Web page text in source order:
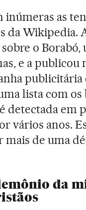
inúmeras as
da Wikipedia.
o Borabó,
e a publicou
lista com
detectada em
vários anos.
de uma
da